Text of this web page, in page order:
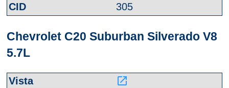
305
Chevrolet C20 Suburban Silverado V8
5.7L
launch